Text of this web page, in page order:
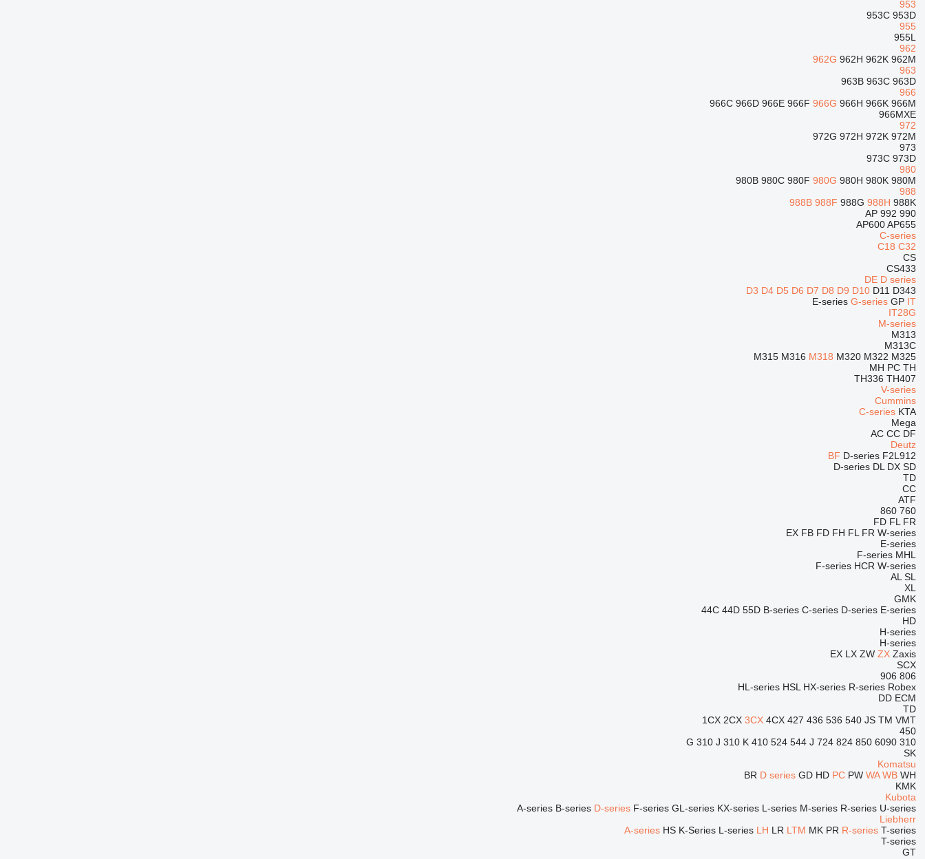
953
953C 953D
955
955L
962
962G 962H 962K 962M
963
963B 963C 963D
966
966C 966D 966E 966F 966G 966H 966K 966M
966MXE
972
972G 972H 972K 972M
973
973C 973D
980
980B 980C 980F 980G 980H 980K 980M
988
988B 988F 988G 988H 988K
990
992
AP
AP600 AP655
C-series
C18 C32
CS
CS433
DE D series
D3 D4 D5 D6 D7 D8 D9 D10 D11 D343
E-series G-series GP IT
IT28G
M-series
M313
M313C
M315 M316 M318 M320 M322 M325
MH PC TH
TH336 TH407
V-series
Cummins
C-series KTA
Mega
AC CC DF
Deutz
BF D-series F2L912
D-series DL DX SD
TD
CC
ATF
760
860
FD FL FR
EX FB FD FH FL FR W-series
E-series
F-series MHL
F-series HCR W-series
AL SL
XL
GMK
44C 44D 55D B-series C-series D-series E-series
HD
H-series
H-series
EX LX ZW ZX Zaxis
SCX
806
906
HL-series HSL HX-series R-series Robex
DD ECM
TD
1CX 2CX 3CX 4CX 427 436 536 540 JS TM VMT
450
310 G
310 J 310 K 410 524 544 J 724 824 850 6090
SK
Komatsu
BR D series GD HD PC PW WA WB WH
KMK
Kubota
A-series B-series D-series F-series GL-series KX-series L-series M-series R-series U-series
Liebherr
A-series HS K-Series L-series LH LR LTM MK PR R-series T-series
T-series
GT